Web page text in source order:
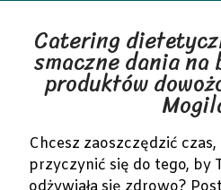
Catering
smaczne dania
produktów
Chcesz zaoszczędzić
przyczynić się do tego, by